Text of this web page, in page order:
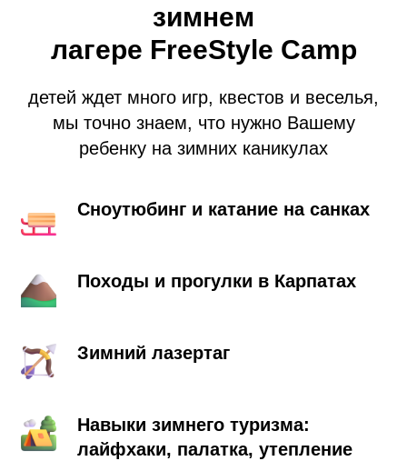
зимнем
лагере FreeStyle Camp
детей ждет много игр, квестов и веселья,
мы точно знаем, что нужно Вашему
ребенку на зимних каникулах
Сноутюбинг и катание на санках
Походы и прогулки в Карпатах
Зимний лазертаг
Навыки зимнего туризма:
лайфхаки, палатка, утепление